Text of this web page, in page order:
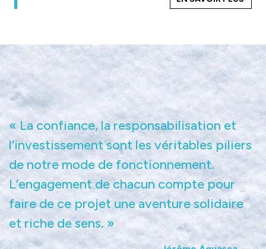
« La confiance, la responsabilisation et
l’investissement sont les véritables piliers
de notre mode de fonctionnement.
L’engagement de chacun compte pour
faire de ce projet une aventure solidaire
et riche de sens. »